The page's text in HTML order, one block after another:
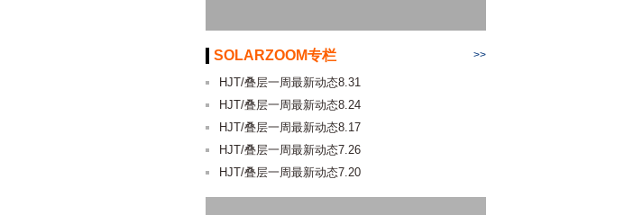
SOLARZOOM专栏 >>
HJT/叠层一周最新动态8.31
HJT/叠层一周最新动态8.24
HJT/叠层一周最新动态8.17
HJT/叠层一周最新动态7.26
HJT/叠层一周最新动态7.20